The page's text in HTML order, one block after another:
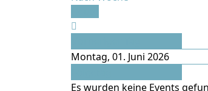
Montag, 01. Juni 2026
Es wurden keine Events